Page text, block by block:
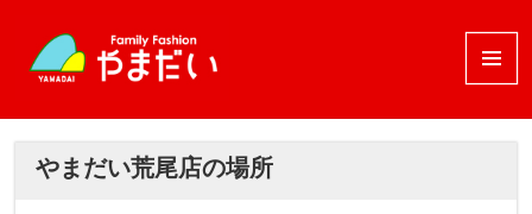
メニュ
ーとウ
やまだい荒尾店の場所